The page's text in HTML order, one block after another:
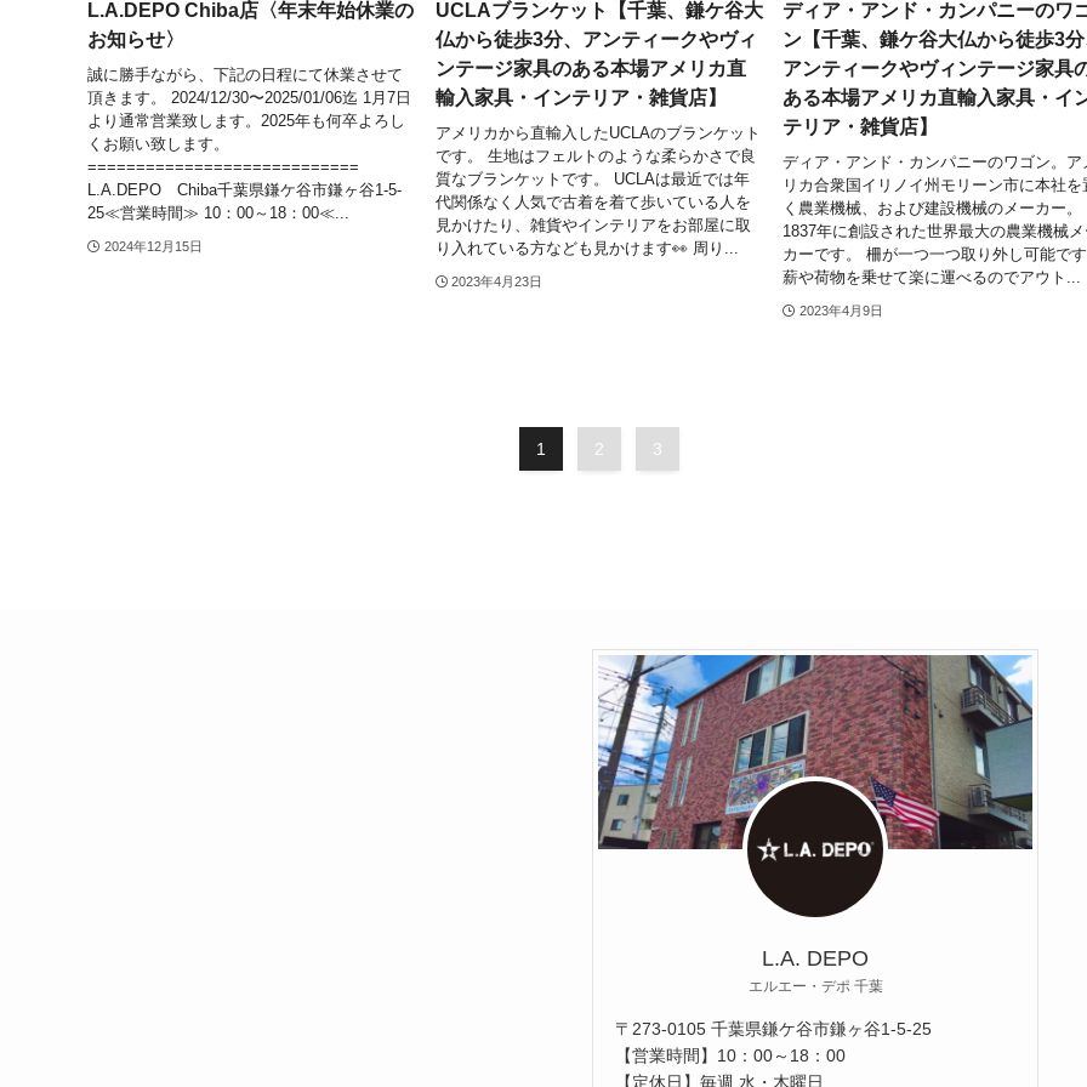
L.A.DEPO Chiba店〈年末年始休業の
お知らせ〉
誠に勝手ながら、下記の日程にて休業させて
頂きます。 2024/12/30〜2025/01/06迄 1月7日
より通常営業致します。2025年も何卒よろし
くお願い致します。
============================
L.A.DEPO Chiba千葉県鎌ケ谷市鎌ヶ谷1-5-
25≪営業時間≫ 10：00～18：00≪...
2024年12月15日
UCLAブランケット【千葉、鎌ケ谷大
仏から徒歩3分、アンティークやヴィ
ンテージ家具のある本場アメリカ直
輸入家具・インテリア・雑貨店】
アメリカから直輸入したUCLAのブランケット
です。 生地はフェルトのような柔らかさで良
質なブランケットです。 UCLAは最近では年
代関係なく人気で古着を着て歩いている人を
見かけたり、雑貨やインテリアをお部屋に取
り入れている方なども見かけます👀 周り...
2023年4月23日
ディア・アンド・カンパニーのワ
ン【千葉、鎌ケ谷大仏から徒歩3分
アンティークやヴィンテージ家具
ある本場アメリカ直輸入家具・イ
テリア・雑貨店】
ディア・アンド・カンパニーのワゴン。ア
リカ合衆国イリノイ州モリーン市に本社を
く農業機械、および建設機械のメーカー。
1837年に創設された世界最大の農業機械メ
カーです。 柵が一つ一つ取り外し可能です
薪や荷物を乗せて楽に運べるのでアウト...
2023年4月9日
1 2 3
L.A. DEPO
エルエー・デポ 千葉
〒273-0105 千葉県鎌ケ谷市鎌ヶ谷1-5-25
【営業時間】10：00～18：00
【定休日】毎週 水・木曜日